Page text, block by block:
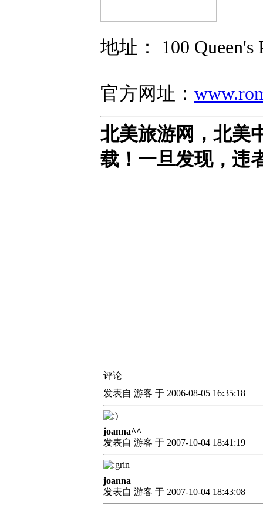
地址： 100 Queen's
官方网址：
北美旅游网，北美
载！一旦发现，违
评论
发表自 游客 于 2006-08-05 16:35:18
joanna^^
发表自 游客 于 2007-10-04 18:41:19
joanna
发表自 游客 于 2007-10-04 18:43:08